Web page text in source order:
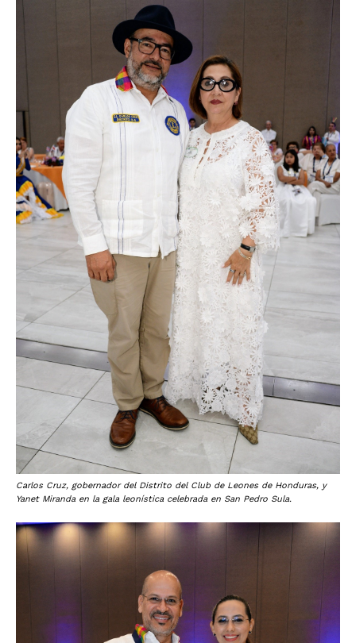
Carlos Cruz, gobernador del Distrito del Club de Leones de Honduras, y
Yanet Miranda en la gala leonística celebrada en San Pedro Sula.